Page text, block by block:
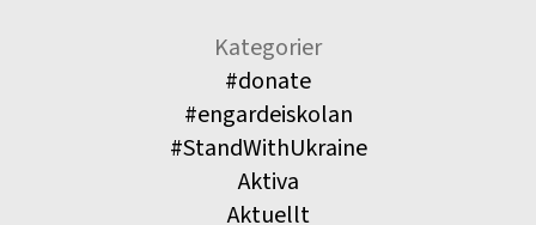
Kategorier
#donate
#engardeiskolan
#StandWithUkraine
Aktiva
Aktuellt